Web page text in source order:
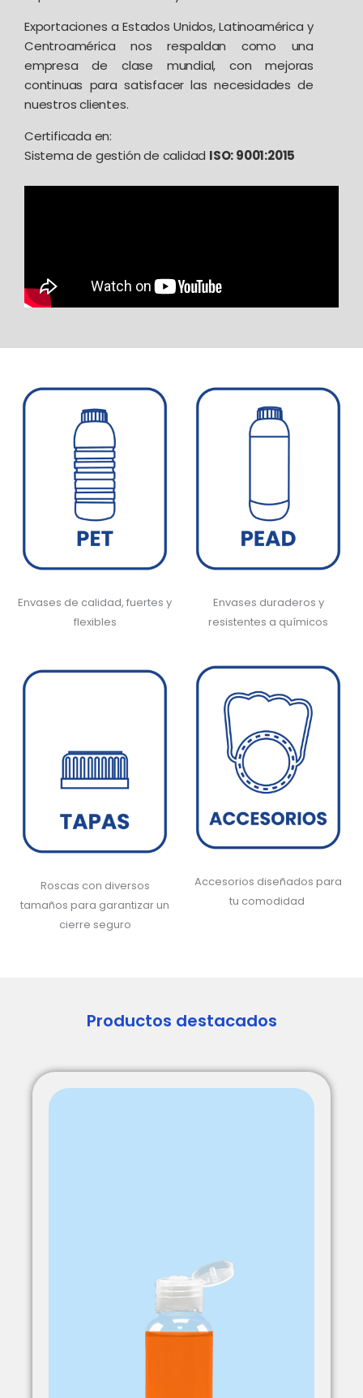
Exportaciones a Estados Unidos, Latinoamérica y
Centroamérica nos respaldan como una
empresa de clase mundial, con mejoras
continuas para satisfacer las necesidades de
nuestros clientes.
Certificada en:
Sistema de gestión de calidad ISO: 9001:2015
Envases de calidad, fuertes y
flexibles
Roscas con diversos
tamaños para garantizar un
cierre seguro
Envases duraderos y
resistentes a químicos
Accesorios diseñados para
tu comodidad
Productos destacados